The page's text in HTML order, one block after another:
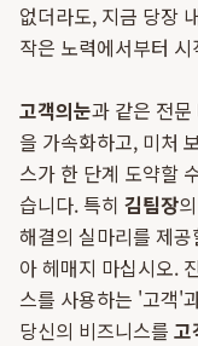
없더라도, 지금 당장
작은 노력에서부터
고객의눈과 같은 전문
을 가속화하고, 미처
스가 한 단계 도약할
습니다. 특히 김팀장
해결의 실마리를 제
아 헤매지 마십시오.
스를 사용하는 '고객'
당신의 비즈니스를 고